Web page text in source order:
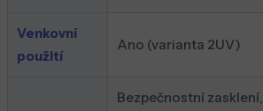
Venkovní
použití
Ano (varianta 2UV)
Bezpečnostní zasklení,